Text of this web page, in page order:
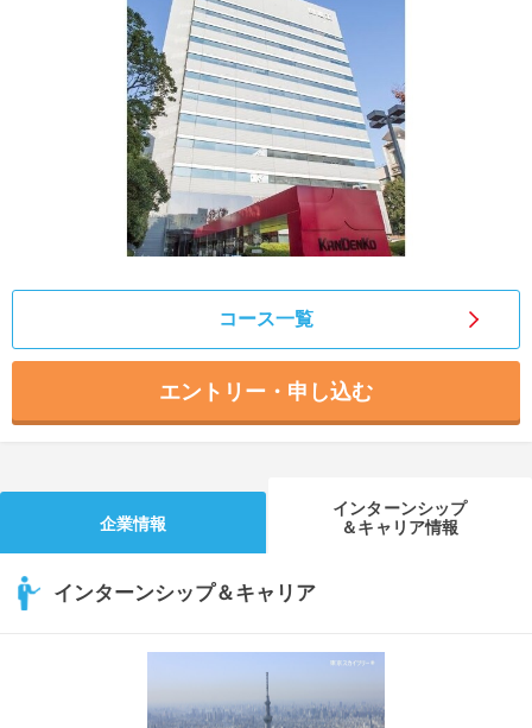
コース一覧
エントリー・申し込む
企業情報
インターンシップ
＆キャリア情報
インターンシップ＆キャリア